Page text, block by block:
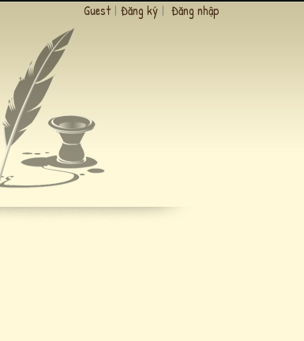
Guest | Đăng ký | Đăng nhập